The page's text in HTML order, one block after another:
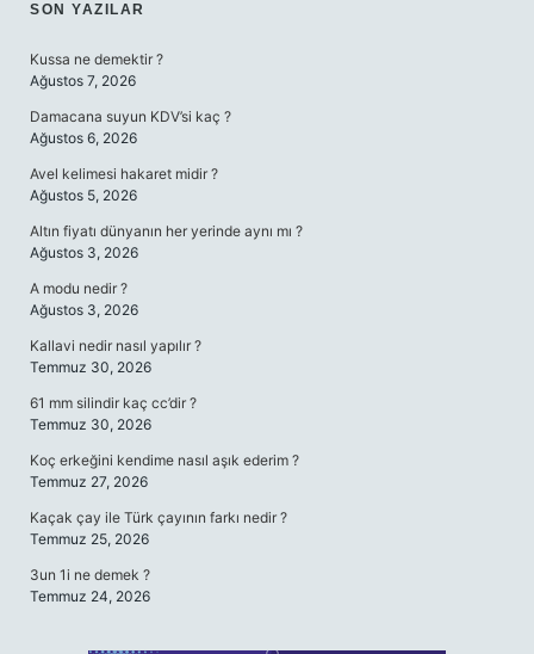
SIDEBAR
SON YAZILAR
Kussa ne demektir ?
Ağustos 7, 2026
Damacana suyun KDV’si kaç ?
Ağustos 6, 2026
Avel kelimesi hakaret midir ?
Ağustos 5, 2026
Altın fiyatı dünyanın her yerinde aynı mı ?
Ağustos 3, 2026
A modu nedir ?
Ağustos 3, 2026
Kallavi nedir nasıl yapılır ?
Temmuz 30, 2026
61 mm silindir kaç cc’dir ?
Temmuz 30, 2026
Koç erkeğini kendime nasıl aşık ederim ?
Temmuz 27, 2026
Kaçak çay ile Türk çayının farkı nedir ?
Temmuz 25, 2026
3un 1i ne demek ?
Temmuz 24, 2026